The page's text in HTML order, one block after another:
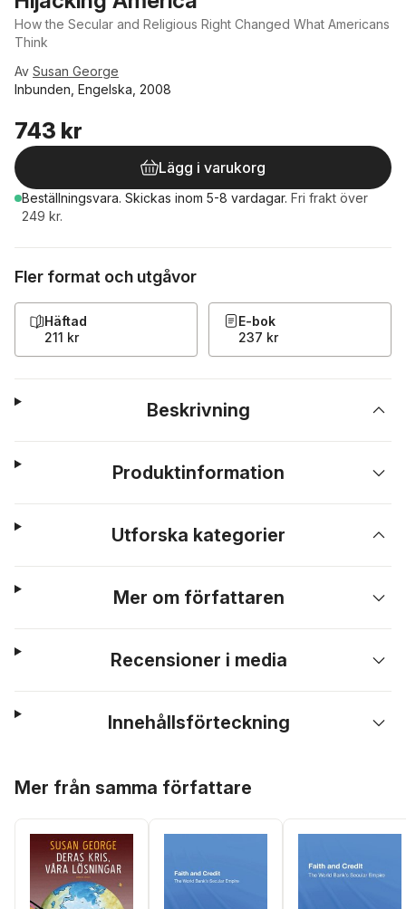
How the Secular and Religious Right Changed What Americans
Think
Av Susan George
Inbunden, Engelska, 2008
743 kr
Lägg i varukorg
Beställningsvara. Skickas inom 5-8 vardagar. Fri frakt över
249 kr.
Fler format och utgåvor
Häftad
211 kr
E-bok
237 kr
Beskrivning
Produktinformation
Utforska kategorier
Mer om författaren
Recensioner i media
Innehållsförteckning
Mer från samma författare